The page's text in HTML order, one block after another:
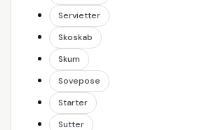
Servietter
Skoskab
Skum
Sovepose
Starter
Sutter